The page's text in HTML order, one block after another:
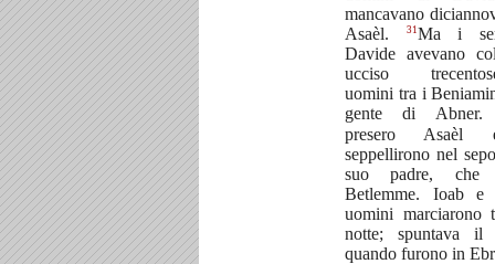
mancavano
Asaèl.
31 Ma i
Davide avevano
ucciso
uomini tra i
gente di
presero
seppellirono nel
suo padre,
Betlemme. Ioab
uomini marciarono
notte; spuntava il
quando furono in